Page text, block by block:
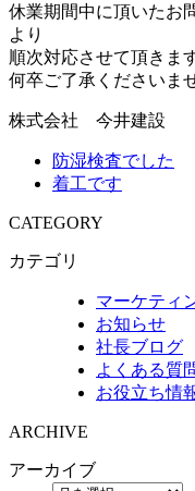
休業期間中に頂いたお
より
順次対応させて頂きま
何卒ご了承くださいま
株式会社 今井建設
防湿検査でした
着工です
CATEGORY
カテゴリ
マーケティ
お知らせ
社長ブログ
よくある質
お役立ち情
ARCHIVE
アーカイブ